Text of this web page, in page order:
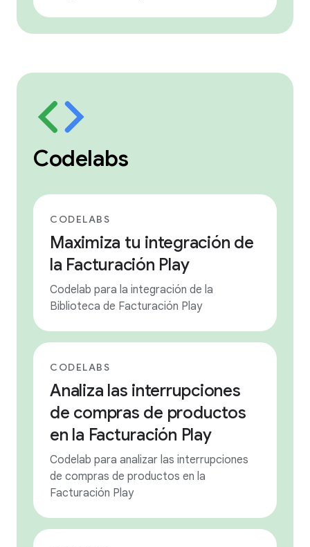
Codelabs
CODELABS
Maximiza tu integración de
la Facturación Play
Codelab para la integración de la
Biblioteca de Facturación Play
CODELABS
Analiza las interrupciones
de compras de productos
en la Facturación Play
Codelab para analizar las interrupciones
de compras de productos en la
Facturación Play